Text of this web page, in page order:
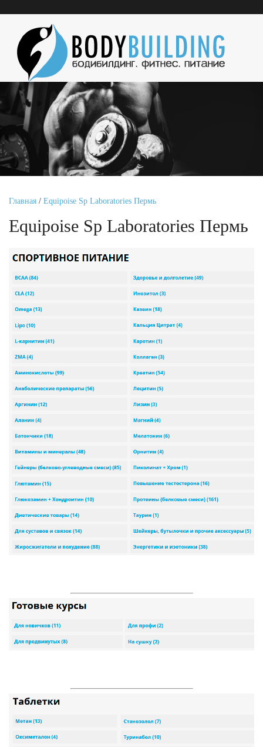
Главная / Equipoise Sp Laboratories Пермь
Equipoise Sp Laboratories Пермь